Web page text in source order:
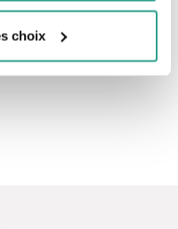
choix
et stratégies